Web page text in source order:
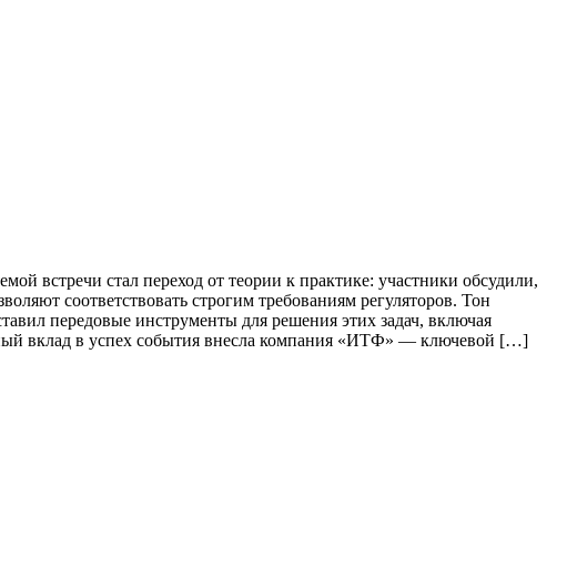
встречи стал переход от теории к практике: участники обсудили,
соответствовать строгим требованиям регуляторов. Тон
передовые инструменты для решения этих задач, включая
вклад в успех события внесла компания «ИТФ» — ключевой […]